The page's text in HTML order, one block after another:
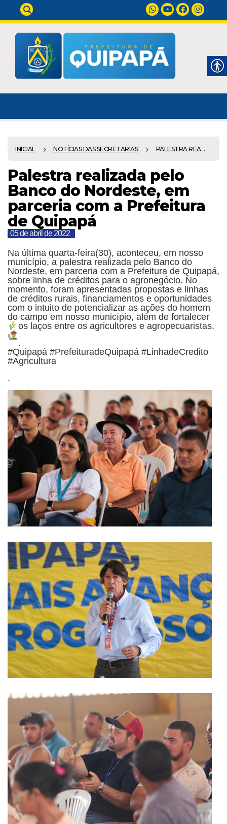
INICIAL NOTÍCIAS DAS SECRETARIAS PALESTRA REA...
Palestra realizada pelo
Banco do Nordeste, em
parceria com a Prefeitura
de Quipapá
05 de abril de 2022
Na última quarta-feira(30), aconteceu, em nosso
município, a palestra realizada pelo Banco do
Nordeste, em parceria com a Prefeitura de Quipapá,
sobre linha de créditos para o agronegócio. No
momento, foram apresentadas propostas e linhas
de créditos rurais, financiamentos e oportunidades
com o intuito de potencializar as ações do homem
do campo em nosso município, além de fortalecer
os laços entre os agricultores e agropecuaristas.
.
#Quipapá #PrefeituradeQuipapá #LinhadeCredito
#Agricultura
.